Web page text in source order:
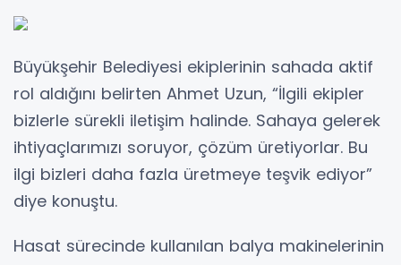
Büyükşehir Belediyesi ekiplerinin sahada aktif
rol aldığını belirten Ahmet Uzun, “İlgili ekipler
bizlerle sürekli iletişim halinde. Sahaya gelerek
ihtiyaçlarımızı soruyor, çözüm üretiyorlar. Bu
ilgi bizleri daha fazla üretmeye teşvik ediyor”
diye konuştu.
Hasat sürecinde kullanılan balya makinelerinin